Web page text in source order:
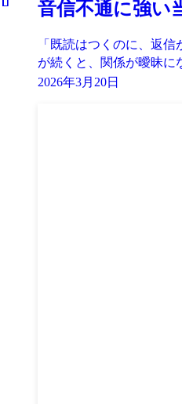
音信不通に強い
「既読はつくのに、返
が続くと、関係が曖昧に
2026年3月20日